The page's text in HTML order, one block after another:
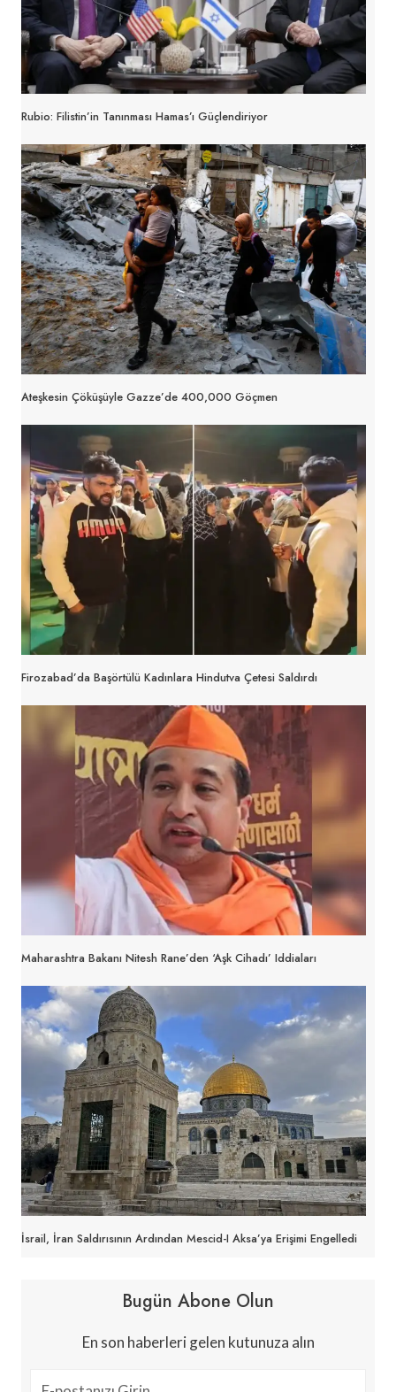
Rubio: Filistin’in Tanınması Hamas’ı Güçlendiriyor
Ateşkesin Çöküşüyle Gazze’de 400,000 Göçmen
Firozabad’da Başörtülü Kadınlara Hindutva Çetesi Saldırdı
Maharashtra Bakanı Nitesh Rane’den ‘aşk Cihadı’ Iddiaları
İsrail, İran Saldırısının Ardından Mescid-I Aksa’ya Erişimi Engelledi
Bugün Abone Olun
En son haberleri gelen kutunuza alın